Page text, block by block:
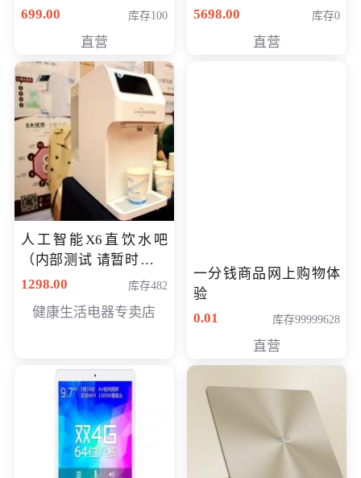
（智能升降养生锅） 会
699.00 库存100
直营
购买价格 4998元
5698.00 库存0
直营
人工智能X6直饮水吧
（内部测试 请暂时不要
购买）
1298.00 库存482
健康生活电器专卖店
一分钱商品网上购物体
验
0.01
库存99999628
直营